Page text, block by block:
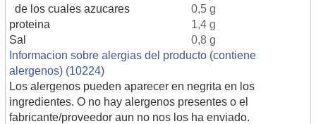
de los cuales azucares
0,5 g
proteina
1,4 g
Sal
0,8 g
Informacion sobre alergias del producto (contiene
alergenos) (10224)
Los alergenos pueden aparecer en negrita en los
ingredientes. O no hay alergenos presentes o el
fabricante/proveedor aun no nos los ha enviado.